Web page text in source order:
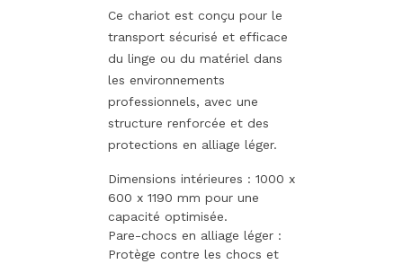
Ce chariot est conçu pour le
transport sécurisé et efficace
du linge ou du matériel dans
les environnements
professionnels, avec une
structure renforcée et des
protections en alliage léger.
Dimensions intérieures : 1000 x
600 x 1190 mm pour une
capacité optimisée.
Pare-chocs en alliage léger :
Protège contre les chocs et